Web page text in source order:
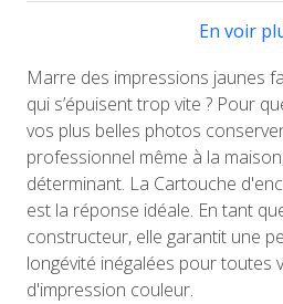
En voir
Marre des impressions jaunes
qui s’épuisent trop vite ? Pour
vos plus belles photos
professionnel même à la
déterminant. La Cartouche
est la réponse idéale. En tant
constructeur, elle garantit une
longévité inégalées pour toutes
d'impression couleur.